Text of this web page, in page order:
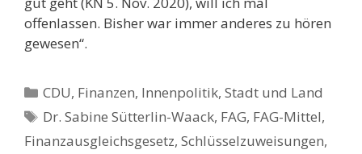
offenlassen. Bisher war immer anderes zu hören
gewesen“.
Kategorien
CDU, Finanzen, Innenpolitik, Stadt und Land
Schlagwörter
Dr. Sabine Sütterlin-Waack, FAG, FAG-Mittel,
Finanzausgleichsgesetz, Schlüsselzuweisungen,